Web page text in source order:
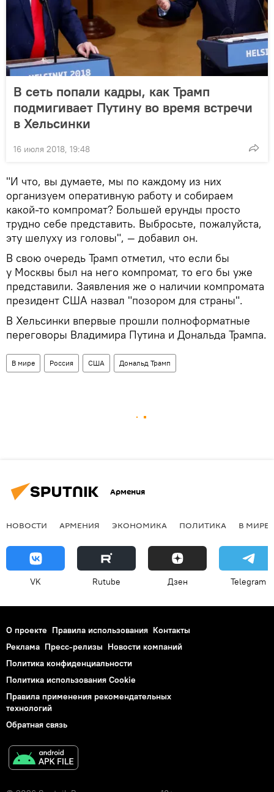
В сеть попали кадры, как Трамп
подмигивает Путину во время встречи
в Хельсинки
16 июля 2018, 19:48
"И что, вы думаете, мы по каждому из них
организуем оперативную работу и собираем
какой-то компромат? Большей ерунды просто
трудно себе представить. Выбросьте, пожалуйста,
эту шелуху из головы", — добавил он.
В свою очередь Трамп отметил, что если бы
у Москвы был на него компромат, то его бы уже
представили. Заявления же о наличии компромата
президент США назвал "позором для страны".
В Хельсинки впервые прошли полноформатные
переговоры Владимира Путина и Дональда Трампа.
В мире Россия США Дональд Трамп
Армения
НОВОСТИ АРМЕНИЯ ЭКОНОМИКА ПОЛИТИКА В МИРЕ
VK Rutube Дзен Telegram
О проекте Правила использования Контакты
Реклама Пресс-релизы Новости компаний
Политика конфиденциальности
Политика использования Cookie
Правила применения рекомендательных
технологий
Обратная связь